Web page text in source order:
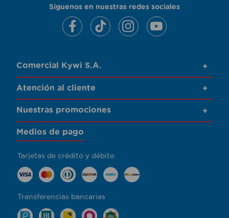
Siguenos en nuestras redes sociales
Comercial Kywi S.A. +
Atención al cliente +
Nuestras promociones +
Medios de pago
Tarjetas de crédito y débito
Transferencias bancarias